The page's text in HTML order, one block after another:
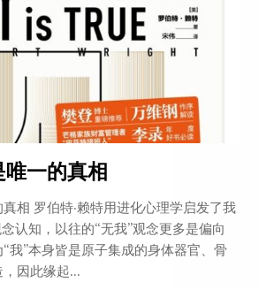
一的真相
相 罗伯特·赖特用进化心理学启发了我
认知，以往的“无我”观念更多是偏向
我”本身皆是原子集成的身体器官、骨
因此缘起...